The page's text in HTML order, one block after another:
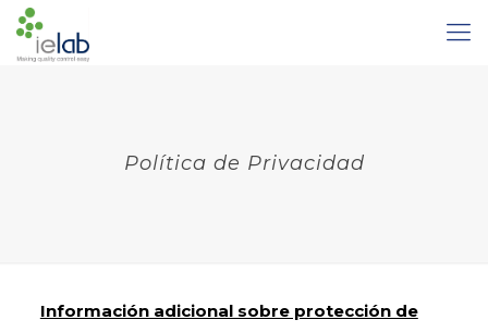
Política de Privacidad
Información adicional sobre protección de